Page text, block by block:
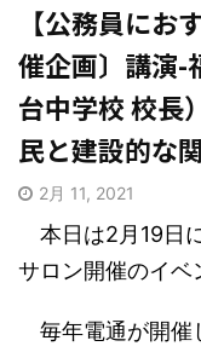
【公務員にお
催企画〕講演-
台中学校 校長
民と建設的な
2月 11, 2021
本日は2月19日
サロン開催のイベ
毎年電通が開催